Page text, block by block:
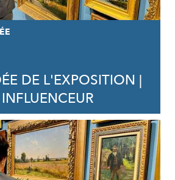
DE L'EXPOSITION |